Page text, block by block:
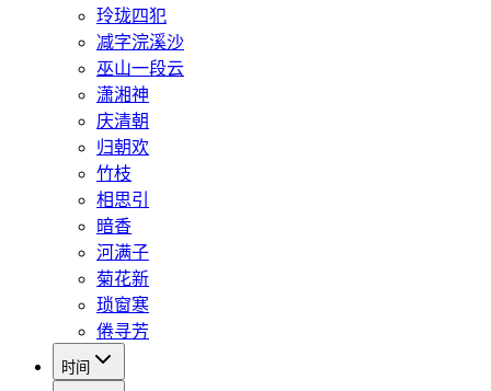
玲珑四犯
减字浣溪沙
巫山一段云
潇湘神
庆清朝
归朝欢
竹枝
相思引
暗香
河满子
菊花新
琐窗寒
倦寻芳
时间